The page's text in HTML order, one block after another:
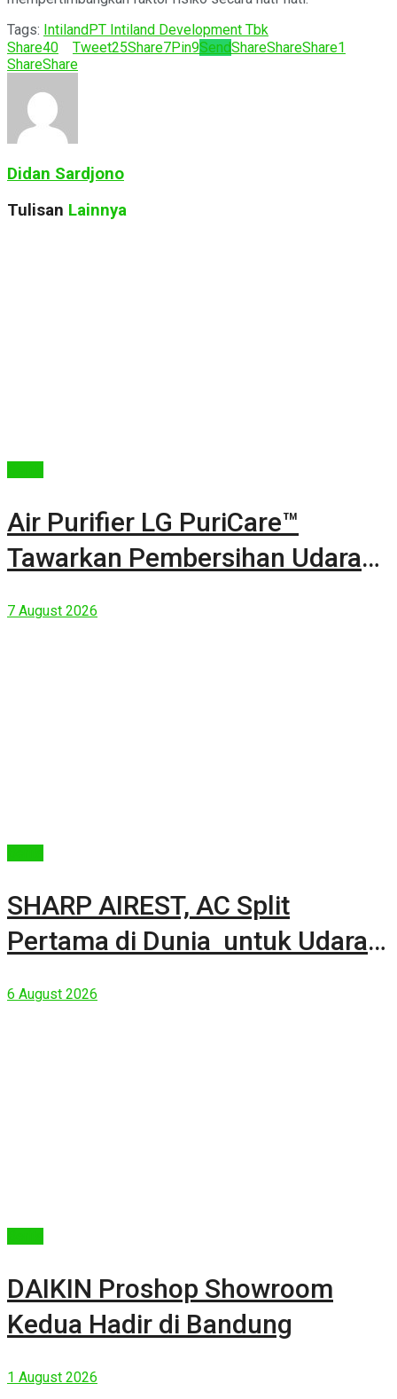
Tags: Intiland PT Intiland Development Tbk
Share40 Tweet25Share7Pin9SendShareShareShare1
ShareShare
Didan Sardjono
Tulisan Lainnya
Air Purifier LG PuriCare™
Tawarkan Pembersihan Udara
7 August 2026
SHARP AIREST, AC Split
Pertama di Dunia untuk Udara
6 August 2026
DAIKIN Proshop Showroom
Kedua Hadir di Bandung
1 August 2026